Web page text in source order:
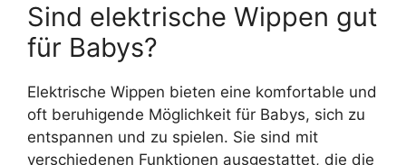
Sind elektrische Wippen gut
für Babys?
Elektrische Wippen bieten eine komfortable und
oft beruhigende Möglichkeit für Babys, sich zu
entspannen und zu spielen. Sie sind mit
verschiedenen Funktionen ausgestattet, die die